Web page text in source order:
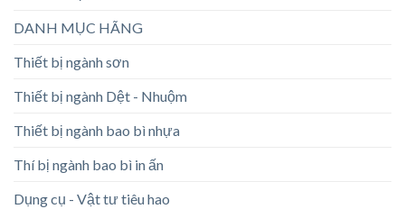
DANH MỤC HÃNG
Thiết bị ngành sơn
Thiết bị ngành Dệt - Nhuộm
Thiết bị ngành bao bì nhựa
Thí bị ngành bao bì in ấn
Dụng cụ - Vật tư tiêu hao